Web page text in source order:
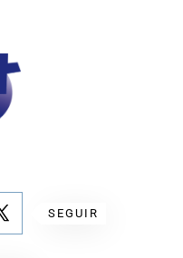
SEGUIR